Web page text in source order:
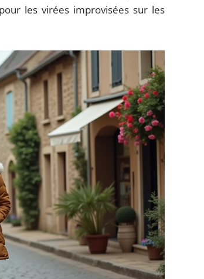
les virées improvisées sur les